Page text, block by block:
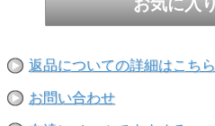
返品についての詳細はこちら
お問い合わせ